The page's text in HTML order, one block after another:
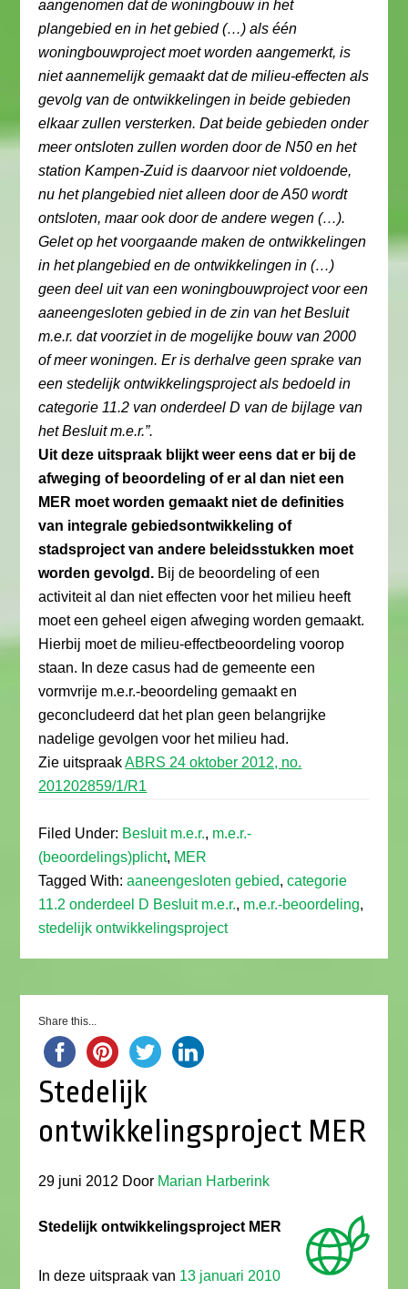
aangenomen dat de woningbouw in het
plangebied en in het gebied (…) als één
woningbouwproject moet worden aangemerkt, is
niet aannemelijk gemaakt dat de milieu-effecten als
gevolg van de ontwikkelingen in beide gebieden
elkaar zullen versterken. Dat beide gebieden onder
meer ontsloten zullen worden door de N50 en het
station Kampen-Zuid is daarvoor niet voldoende,
nu het plangebied niet alleen door de A50 wordt
ontsloten, maar ook door de andere wegen (…).
Gelet op het voorgaande maken de ontwikkelingen
in het plangebied en de ontwikkelingen in (…)
geen deel uit van een woningbouwproject voor een
aaneengesloten gebied in de zin van het Besluit
m.e.r. dat voorziet in de mogelijke bouw van 2000
of meer woningen. Er is derhalve geen sprake van
een stedelijk ontwikkelingsproject als bedoeld in
categorie 11.2 van onderdeel D van de bijlage van
het Besluit m.e.r.”.
Uit deze uitspraak blijkt weer eens dat er bij de
afweging of beoordeling of er al dan niet een
MER moet worden gemaakt niet de definities
van integrale gebiedsontwikkeling of
stadsproject van andere beleidsstukken moet
worden gevolgd. Bij de beoordeling of een
activiteit al dan niet effecten voor het milieu heeft
moet een geheel eigen afweging worden gemaakt.
Hierbij moet de milieu-effectbeoordeling voorop
staan. In deze casus had de gemeente een
vormvrije m.e.r.-beoordeling gemaakt en
geconcludeerd dat het plan geen belangrijke
nadelige gevolgen voor het milieu had.
Zie uitspraakABRS 24 oktober 2012, no.
201202859/1/R1
Filed Under: Besluit m.e.r., m.e.r.-
(beoordelings)plicht, MER
Tagged With:aaneengesloten gebied,categorie
11.2 onderdeel D Besluit m.e.r., m.e.r.-beoordeling,
stedelijk ontwikkelingsproject
Share this...
Stedelijk
ontwikkelingsproject MER
29 juni 2012 Door Marian Harberink
Stedelijk ontwikkelingsproject MER
In deze uitspraak van 13 januari 2010